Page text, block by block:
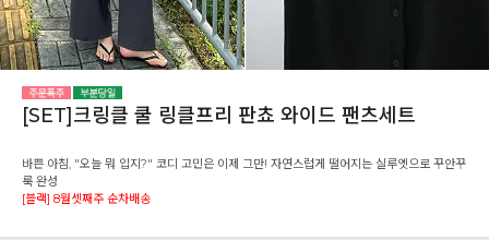
[SET]크링클 쿨 링클프리 판쵸 와이드 팬츠세트
바쁜 아침, "오늘 뭐 입지?" 코디 고민은 이제 그만! 자연스럽게 떨어지는 실루엣으로 꾸안꾸
룩 완성
[블랙] 8월셋째주 순차배송